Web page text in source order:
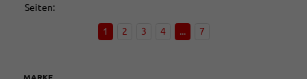
Seiten:
1 2 3 4 ... 7